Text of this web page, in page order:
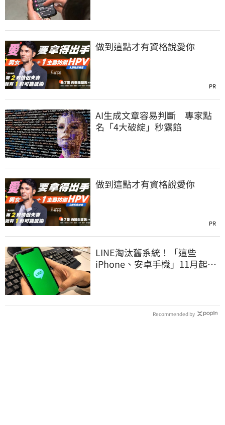
做到這點才有資格說愛你
PR
AI生成文章容易判斷 專家點
名「4大破綻」秒露餡
做到這點才有資格說愛你
PR
LINE淘汰舊系統！「這些
iPhone、安卓手機」11月起無
Recommended by